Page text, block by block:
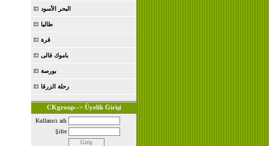
البحر الأسود
طاليا
قرة
باموك قالى
بورصة
رحلة الزرقا
CKgroup--> Üyelik Girişi
Kullanıcı adı
Şifre